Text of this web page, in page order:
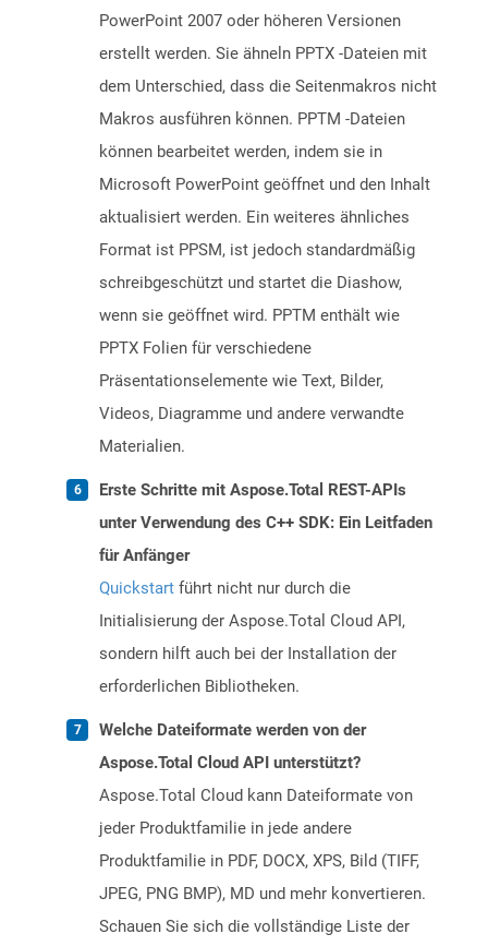
PowerPoint 2007 oder höheren Versionen
erstellt werden. Sie ähneln PPTX -Dateien mit
dem Unterschied, dass die Seitenmakros nicht
Makros ausführen können. PPTM -Dateien
können bearbeitet werden, indem sie in
Microsoft PowerPoint geöffnet und den Inhalt
aktualisiert werden. Ein weiteres ähnliches
Format ist PPSM, ist jedoch standardmäßig
schreibgeschützt und startet die Diashow,
wenn sie geöffnet wird. PPTM enthält wie
PPTX Folien für verschiedene
Präsentationselemente wie Text, Bilder,
Videos, Diagramme und andere verwandte
Materialien.
Erste Schritte mit Aspose.Total REST-APIs
unter Verwendung des C++ SDK: Ein Leitfaden
für Anfänger
Quickstart führt nicht nur durch die
Initialisierung der Aspose.Total Cloud API,
sondern hilft auch bei der Installation der
erforderlichen Bibliotheken.
Welche Dateiformate werden von der
Aspose.Total Cloud API unterstützt?
Aspose.Total Cloud kann Dateiformate von
jeder Produktfamilie in jede andere
Produktfamilie in PDF, DOCX, XPS, Bild (TIFF,
JPEG, PNG BMP), MD und mehr konvertieren.
Schauen Sie sich die vollständige Liste der